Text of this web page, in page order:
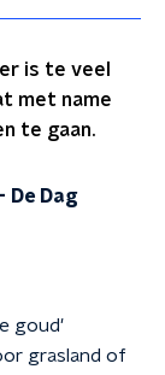
is te veel
met name
te gaan.
- De Dag
goud'
grasland of